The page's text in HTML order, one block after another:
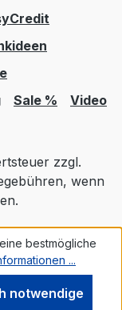
Sale % Video
zzgl.
wenn
bestmögliche
...
notwendige